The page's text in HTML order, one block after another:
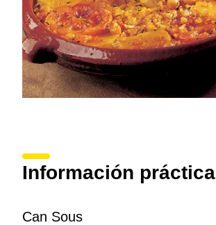
Información práctica
Can Sous